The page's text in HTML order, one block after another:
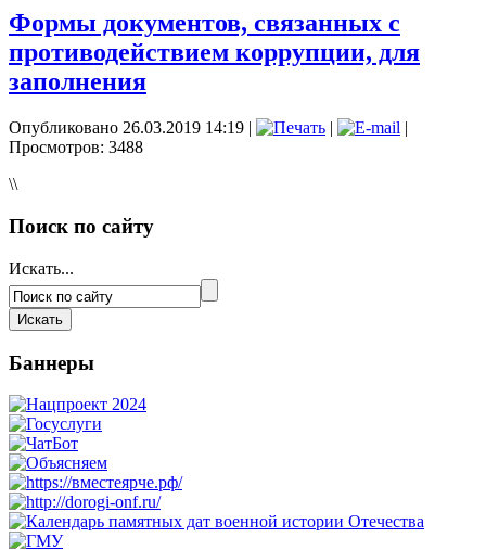
Формы документов, связанных с
противодействием коррупции, для
заполнения
Опубликовано 26.03.2019 14:19 | |
|
Просмотров: 3488
\\
Поиск по сайту
Искать...
Баннеры